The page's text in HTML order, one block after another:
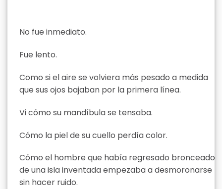
No fue inmediato.
Fue lento.
Como si el aire se volviera más pesado a medida
que sus ojos bajaban por la primera línea.
Vi cómo su mandíbula se tensaba.
Cómo la piel de su cuello perdía color.
Cómo el hombre que había regresado bronceado
de una isla inventada empezaba a desmoronarse
sin hacer ruido.